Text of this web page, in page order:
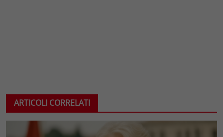
ARTICOLI CORRELATI